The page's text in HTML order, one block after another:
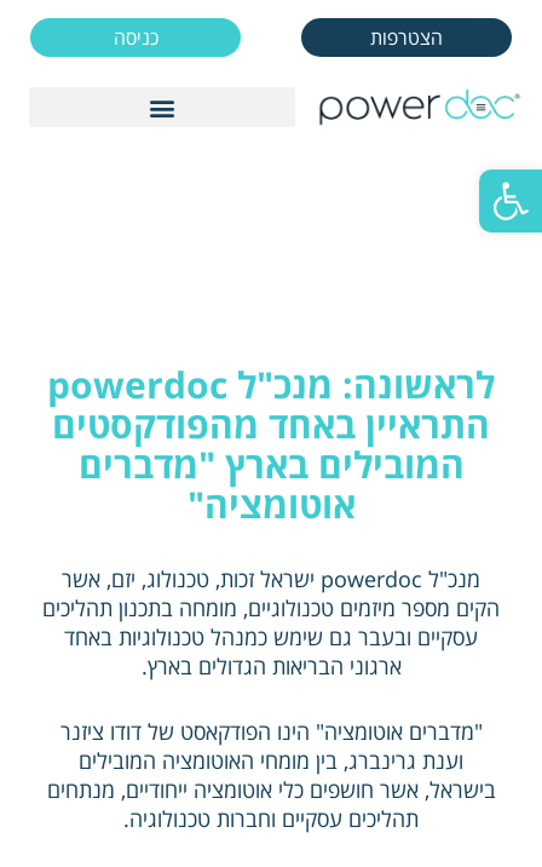
פתח סרגל נגישות
to
content
הצטרפות כניסה
הצטרפות כניסה
לראשונה: מנכ"ל powerdoc
התראיין באחד מהפודקסטים
המובילים בארץ "מדברים
אוטומציה"
מנכ"ל powerdoc ישראל זכות, טכנולוג, יזם, אשר
הקים מספר מיזמים טכנולוגיים, מומחה בתכנון תהליכים
עסקיים ובעבר גם שימש כמנהל טכנולוגיות באחד
ארגוני הבריאות הגדולים בארץ.
"מדברים אוטומציה" הינו הפודקאסט של דודו ציזנר
וענת גרינברג, בין מומחי האוטומציה המובילים
בישראל, אשר חושפים כלי אוטומציה ייחודיים, מנתחים
תהליכים עסקיים וחברות טכנולוגיה.